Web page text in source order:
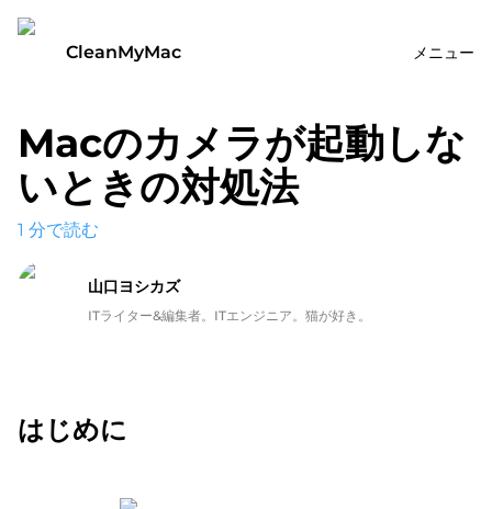
CleanMyMac メニュー
Macのカメラが起動しな
いときの対処法
1 分で読む
山口ヨシカズ
ITライター&編集者。ITエンジニア。猫が好き。
はじめに